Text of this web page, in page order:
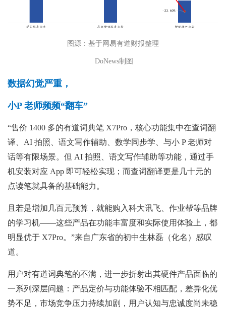
图源：基于网易有道财报整理
DoNews制图
数据幻觉严重，
小P 老师频频“翻车”
“售价 1400 多的有道词典笔 X7Pro，核心功能集中在查词翻
译、AI 拍照、语文写作辅助、数学同步学、与小 P 老师对
话等有限场景。但 AI 拍照、语文写作辅助等功能，通过手
机安装对应 App 即可轻松实现；而查词翻译更是几十元的
点读笔就具备的基础能力。
且若是增加几百元预算，就能购入科大讯飞、作业帮等品牌
的学习机——这些产品在功能丰富度和实际使用体验上，都
明显优于 X7Pro。”来自广东省的初中生林磊（化名）感叹
道。
用户对有道词典笔的不满，进一步折射出其硬件产品面临的
一系列深层问题：产品定价与功能体验不相匹配，差异化优
势不足，市场竞争压力持续加剧，用户认知与忠诚度尚未稳